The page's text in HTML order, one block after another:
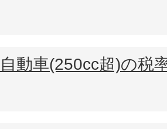
動車(250cc超)の税